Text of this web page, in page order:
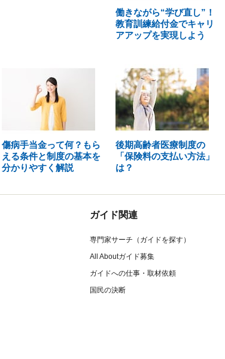
働きながら“学び直し”！
教育訓練給付金でキャリ
アアップを実現しよう
傷病手当金って何？もら
える条件と制度の基本を
分かりやすく解説
後期高齢者医療制度の
「保険料の支払い方法」
は？
ガイド関連
専門家サーチ（ガイドを探す）
All Aboutガイド募集
ガイドへの仕事・取材依頼
国民の決断